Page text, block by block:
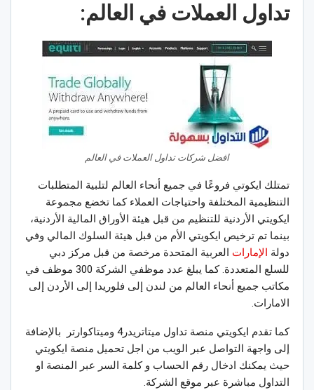
تداول العملات في العالم:
افضل شركات تداول العملات في العالم
تمتلك ايكوتي فروعًا في جميع أنحاء العالم لتلبية المتطلبات
التنظيمية المختلفة واحتياجات العملاء كما تخضع مجموعة
ايكويتي الأردنية للتنظيم من قبل هيئة الأوراق المالية الأردنية،
بينما تم ترخيص ايكويتي الأم من قبل هيئة السلوك المالي وفي
دولة الإمارات العربية المتحدة مرخصة من قبل مركز دبي
للسلع المتعددة. كما يبلغ عدد موظفي الشركة 300 موظف في
مكاتب جميع أنحاء العالم من لندن إلى فلوريدا إلى الأردن إلى
الامارات.
كما تقدم ايكويتي منصة تداول ميتاتريدر4 وميتاكوارتر بالإضافة
إلى واجهة التواصل عبر الويب من اجل تحميل منصة ايكويتي
حيث يمكنك ادخال رقم الحساب و كلمة السر عبر المنصة او
التداول مباشرة عبر موقع الشركة.